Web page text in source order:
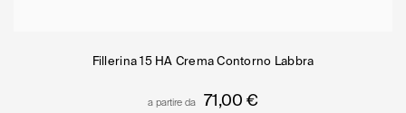
Fillerina 15 HA Crema Contorno Labbra
a partire da 71,00 €